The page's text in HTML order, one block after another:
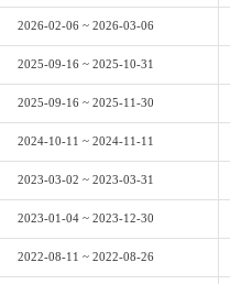
2026-02-06 ~ 2026-03-06
2025-09-16 ~ 2025-10-31
2025-09-16 ~ 2025-11-30
2024-10-11 ~ 2024-11-11
2023-03-02 ~ 2023-03-31
2023-01-04 ~ 2023-12-30
2022-08-11 ~ 2022-08-26